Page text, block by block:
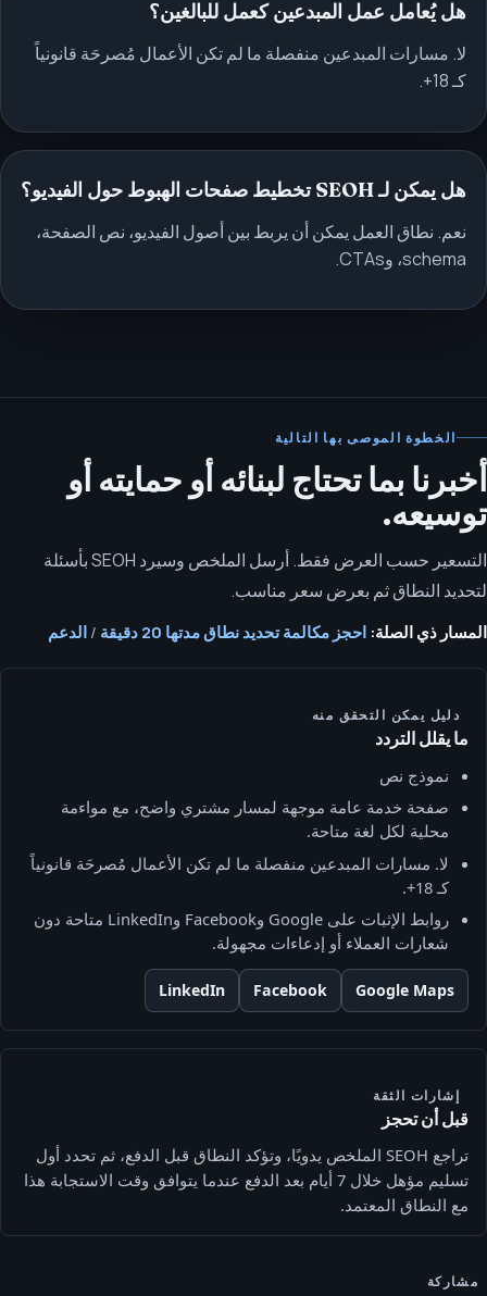
هل يُعامل عمل المبدعين كعمل للبالغين؟
لا. مسارات المبدعين منفصلة ما لم تكن الأعمال مُصرحَة قانونياً
كـ 18+.
هل يمكن لـ SEOH تخطيط صفحات الهبوط حول الفيديو؟
نعم. نطاق العمل يمكن أن يربط بين أصول الفيديو، نص الصفحة،
schema، وCTAs.
الخطوة الموصى بها التالية
أخبرنا بما تحتاج لبنائه أو حمايته أو
توسيعه.
التسعير حسب العرض فقط. أرسل الملخص وسيرد SEOH بأسئلة
لتحديد النطاق ثم بعرض سعر مناسب.
المسار ذي الصلة: احجز مكالمة تحديد نطاق مدتها 20 دقيقة / الدعم
دليل يمكن التحقق منه
ما يقلل التردد
نموذج نص
صفحة خدمة عامة موجهة لمسار مشتري واضح، مع مواءمة
محلية لكل لغة متاحة.
لا. مسارات المبدعين منفصلة ما لم تكن الأعمال مُصرحَة قانونياً
كـ 18+.
روابط الإثبات على Google وFacebook وLinkedIn متاحة دون
شعارات العملاء أو إدعاءات مجهولة.
Google Maps
Facebook
LinkedIn
إشارات الثقة
قبل أن تحجز
تراجع SEOH الملخص يدويًا، وتؤكد النطاق قبل الدفع، ثم تحدد أول
تسليم مؤهل خلال 7 أيام بعد الدفع عندما يتوافق وقت الاستجابة هذا
مع النطاق المعتمد.
مشاركة